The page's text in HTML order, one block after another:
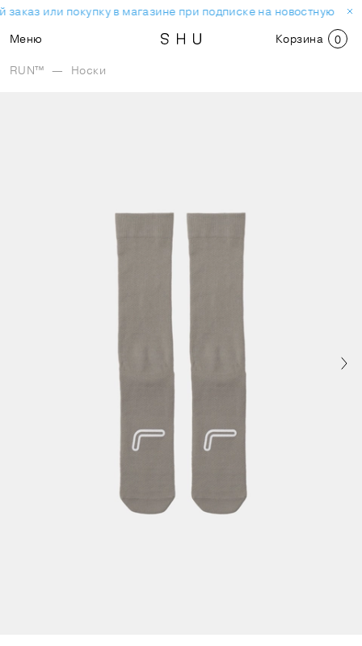
или покупку в магазине при подписке на новостную
Меню
Корзина 0
RUN™ — Носки